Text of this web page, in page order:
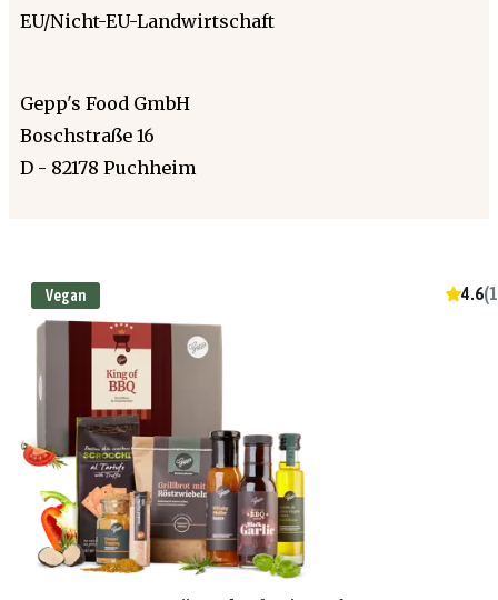
EU/Nicht-EU-Landwirtschaft
Gepp's Food GmbH
Boschstraße 16
D - 82178 Puchheim
Vegan 4.6(